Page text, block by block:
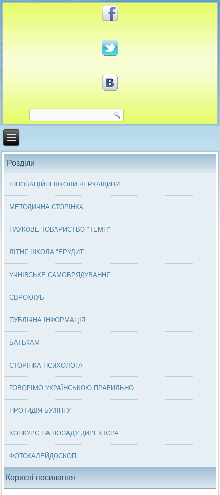
Розділи
ІННОВАЦІЙНІ ШКОЛИ ЧЕРКАЩИНИ
МЕТОДИЧНА СТОРІНКА
НАУКОВЕ ТОВАРИСТВО "ТЕМП"
ЛІТНЯ ШКОЛА "ЕРУДИТ"
УЧНІВСЬКЕ САМОВРЯДУВАННЯ
ЄВРОКЛУБ
ПУБЛІЧНА ІНФОРМАЦІЯ
БАТЬКАМ
СТОРІНКА ПСИХОЛОГА
ГОВОРІМО УКРАЇНСЬКОЮ ПРАВИЛЬНО
ПРОТИДІЯ БУЛІНГУ
КОНКУРС НА ПОСАДУ ДИРЕКТОРА
ФОТОКАЛЕЙДОСКОП
Корисні посилання